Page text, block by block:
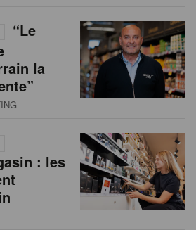
“Le
la
: les